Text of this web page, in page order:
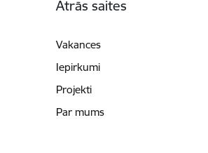
Ātrās saites
Vakances
Iepirkumi
Projekti
Par mums